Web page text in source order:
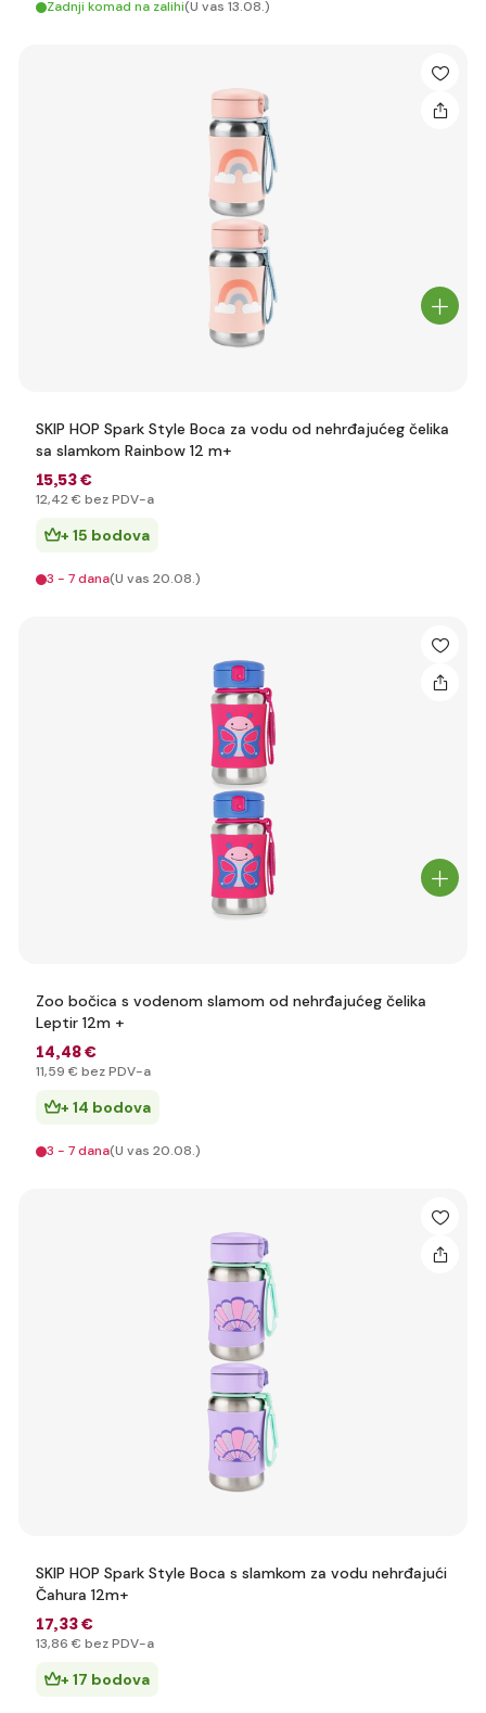
Zadnji komad na zalihi(U vas 13.08.)
SKIP HOP Spark Style Boca za vodu od nehrđajućeg čelika
sa slamkom Rainbow 12 m+
15,53 €
12,42 € bez PDV-a
+ 15 bodova
3 - 7 dana(U vas 20.08.)
Zoo bočica s vodenom slamom od nehrđajućeg čelika
Leptir 12m +
14,48 €
11,59 € bez PDV-a
+ 14 bodova
3 - 7 dana(U vas 20.08.)
SKIP HOP Spark Style Boca s slamkom za vodu nehrđajući
Čahura 12m+
17,33 €
13,86 € bez PDV-a
+ 17 bodova